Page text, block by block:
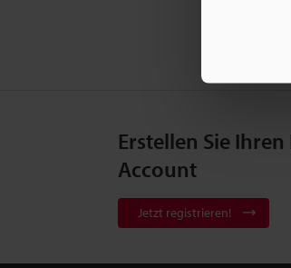
Erstellen Sie Ihren
Account
Jetzt registrieren!